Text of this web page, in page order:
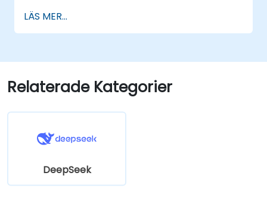
förbättra målgruppsinriktning och
personalisering.
marknadsföringsarbetssätt.
LÄS MER...
Relaterade Kategorier
DeepSeek